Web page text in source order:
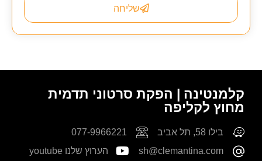
שליחה
קלמנטינה | הפקת סרטוני תדמית
מחוץ לקליפה
בילו 58, תל אביב
077-9966221
sh@clemantina.com
הערוץ שלנו youtube